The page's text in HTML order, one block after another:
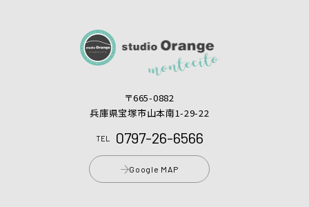
〒665-0882
兵庫県宝塚市山本南1-29-22
TEL 0797-26-6566
Google MAP